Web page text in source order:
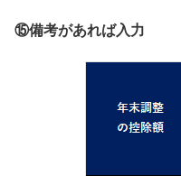
⑮備考があれば入力